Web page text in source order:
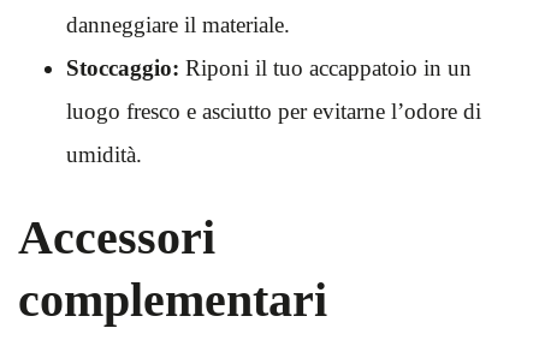
danneggiare il materiale.
Stoccaggio: Riponi il tuo accappatoio in un
luogo fresco e asciutto per evitarne l’odore di
umidità.
Accessori
complementari